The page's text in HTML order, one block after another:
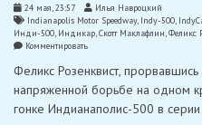
24 мая, 23:57
Илья Навроцкий
Indianapolis Motor Speedway, Indy-500,
Инди-500, Индикар,Скотт Маклафлин,Феликс
Комментироватьon
в
фотофинише
одержал
победу
Феликс Розенквист,
напряженной борьбе на одном
гонке Индианаполис-500 в серии